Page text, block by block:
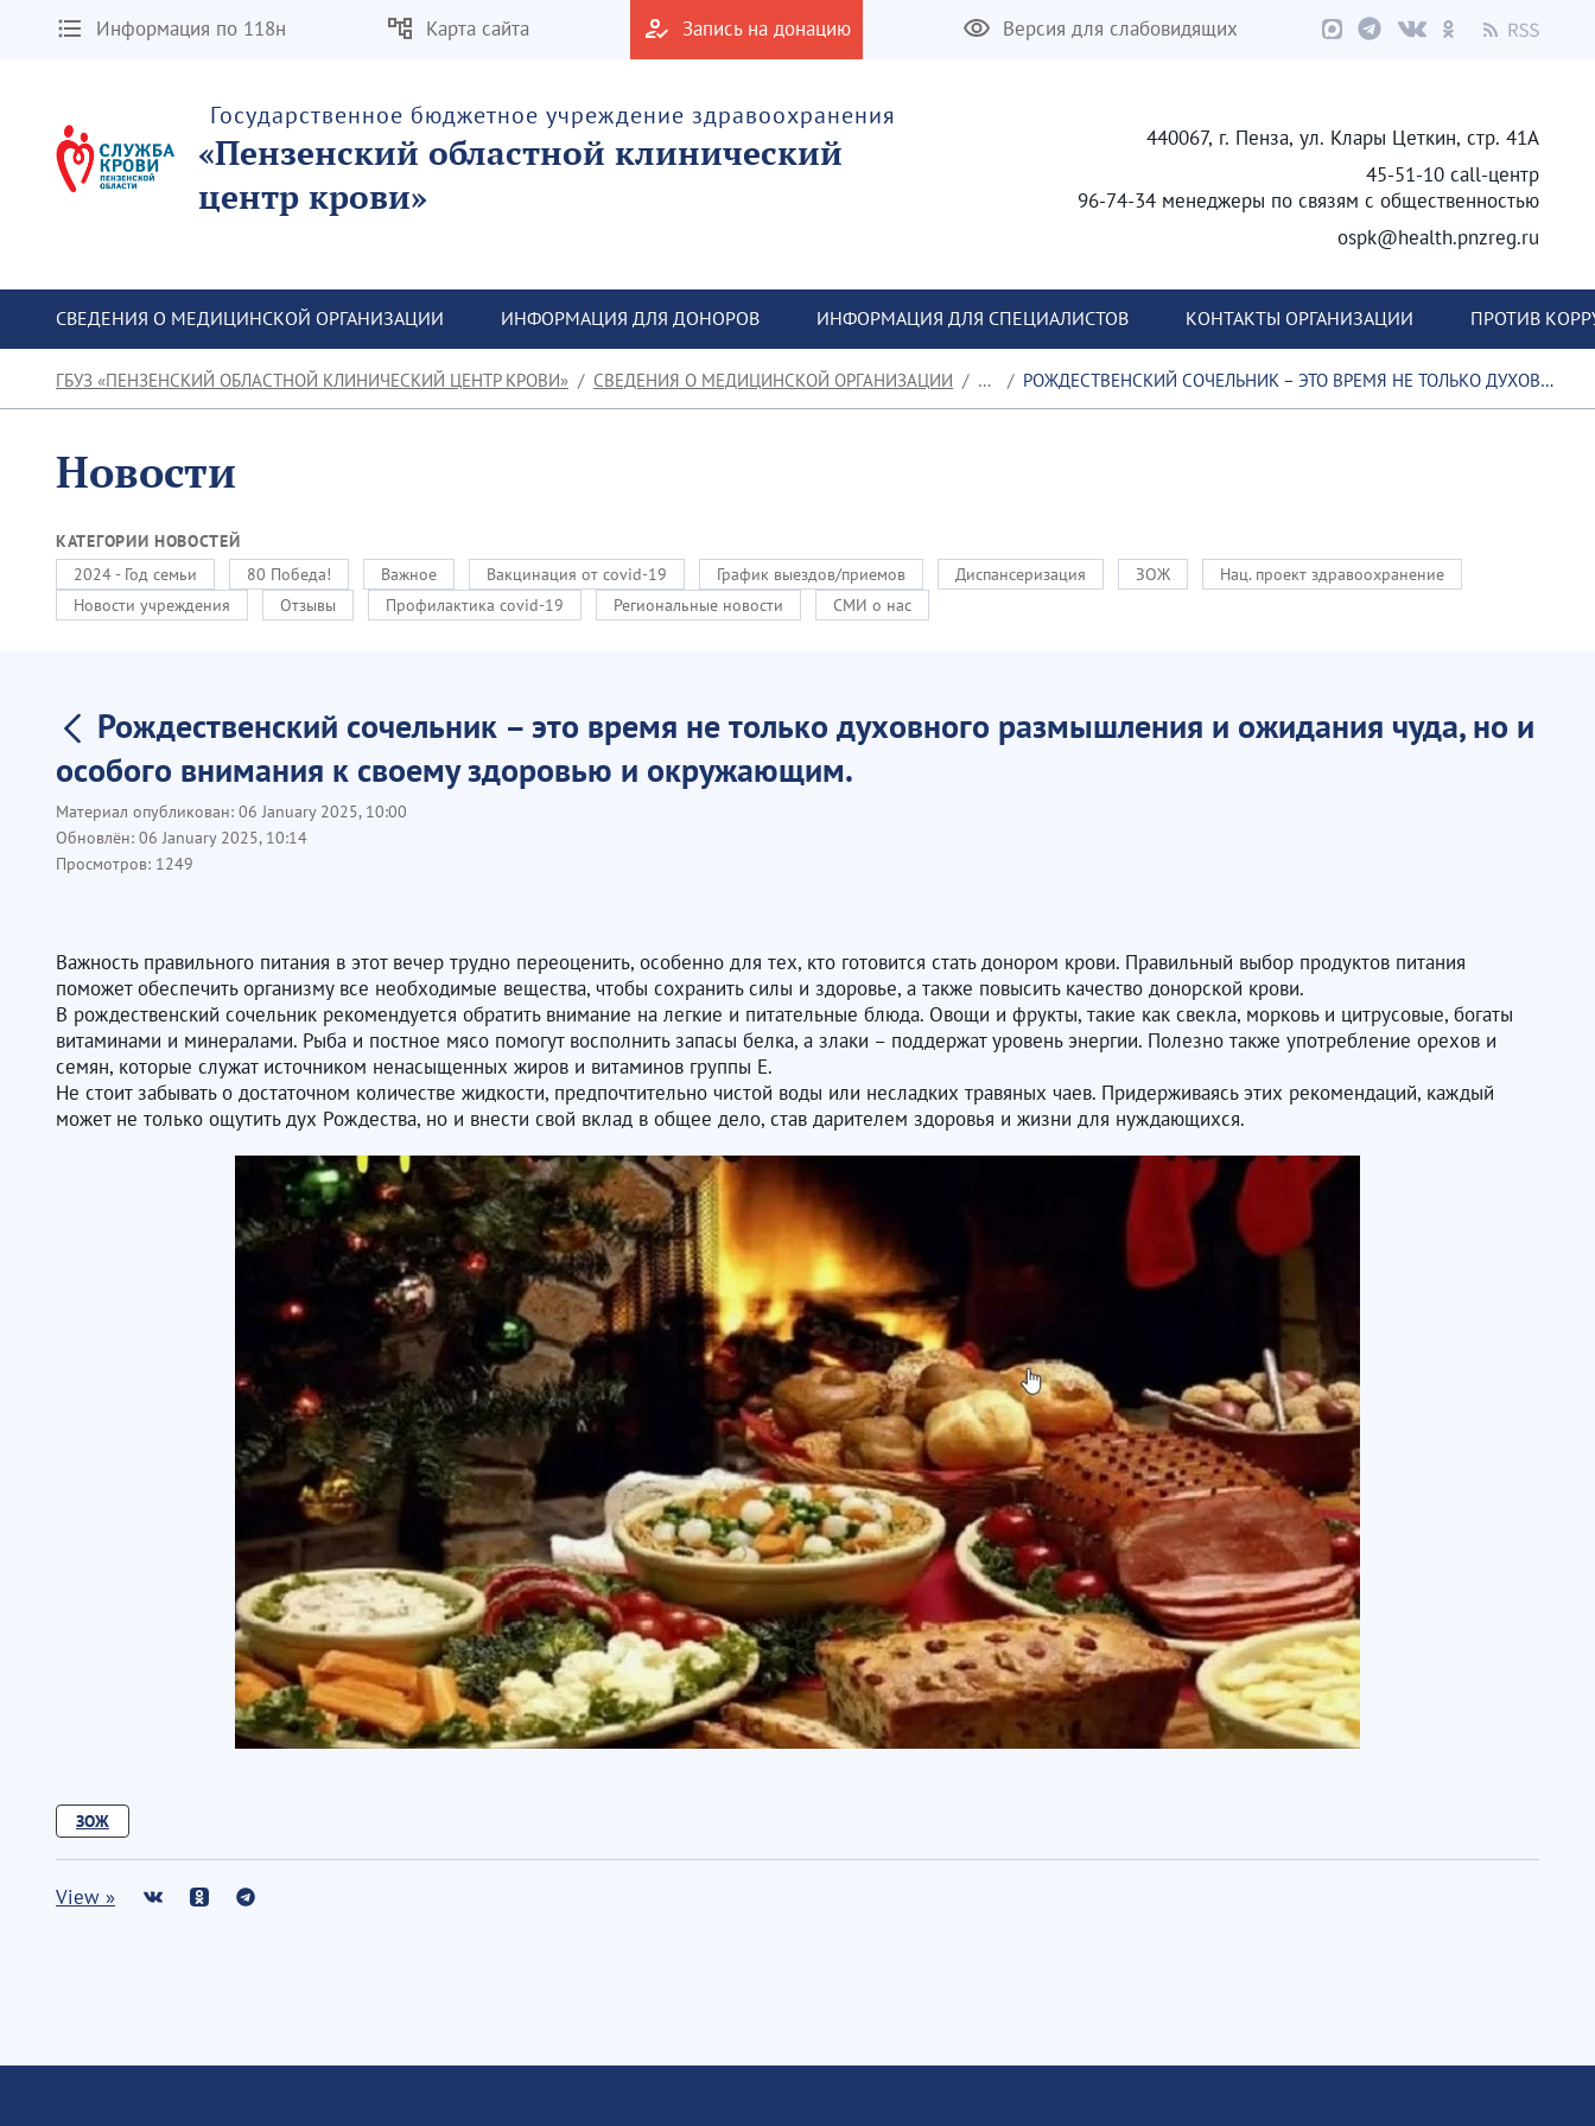
Информация по 118н Карта сайта Запись на донацию Версия для слабовидящих
Государственное бюджетное учреждение здравоохранения
«Пензенский областной клинический
центр крови»
440067, г. Пенза, ул. Клары Цеткин, стр. 41А
45-51-10 call-центр
96-74-34 менеджеры по связям с общественностью
ospk@health.pnzreg.ru
СВЕДЕНИЯ О МЕДИЦИНСКОЙ ОРГАНИЗАЦИИ ИНФОРМАЦИЯ ДЛЯ ДОНОРОВ ИНФОРМАЦИЯ ДЛЯ СПЕЦИАЛИСТОВ КОНТАКТЫ ОРГАНИЗАЦИИ ПРОТИВ
ГБУЗ «ПЕНЗЕНСКИЙ ОБЛАСТНОЙ КЛИНИЧЕСКИЙ ЦЕНТР КРОВИ» СВЕДЕНИЯ О МЕДИЦИНСКОЙ ОРГАНИЗАЦИИ НОВОСТИРОЖДЕСТВЕНСКИЙ СОЧЕЛЬНИК – ЭТО ВРЕМЯ НЕ ТОЛЬКО ДУХОВНОГО РАЗМЫШЛЕНИЯ И ОЖИДАНИЯ ЧУДА, НО И ОСОБОГО ВНИМАНИЯ К СВОЕМУ ЗДОРОВЬЮ И ОКРУЖАЮЩИМ.
Новости
КАТЕГОРИИ НОВОСТЕЙ
2024 - Год семьи
80 Победа! Важное Вакцинация от covid-19 График выездов/приемов Диспансеризация ЗОЖ
Нац. проект здравоохранение
Новости учреждения
Отзывы Профилактика covid-19 Региональные новости СМИ о нас
Рождественский сочельник – это время не только духовного размышления и ожидания чуда, но и
особого внимания к своему здоровью и окружающим.
Материал опубликован: 06 January 2025, 10:00
Обновлён: 06 January 2025, 10:14
Просмотров: 1249
​​​​​Важность правильного питания в этот вечер трудно переоценить, особенно для тех, кто готовится стать донором крови. Правильный выбор продуктов питания
поможет обеспечить организму все необходимые вещества, чтобы сохранить силы и здоровье, а также повысить качество донорской крови.
В рождественский сочельник рекомендуется обратить внимание на легкие и питательные блюда. Овощи и фрукты, такие как свекла, морковь и цитрусовые, богаты
витаминами и минералами. Рыба и постное мясо помогут восполнить запасы белка, а злаки – поддержат уровень энергии. Полезно также употребление орехов и
семян, которые служат источником ненасыщенных жиров и витаминов группы Е.
​​​​​​​Не стоит забывать о достаточном количестве жидкости, предпочтительно чистой воды или несладких травяных чаев. Придерживаясь этих рекомендаций, каждый
может не только ощутить дух Рождества, но и внести свой вклад в общее дело, став дарителем здоровья и жизни для нуждающихся.
ЗОЖ
View »